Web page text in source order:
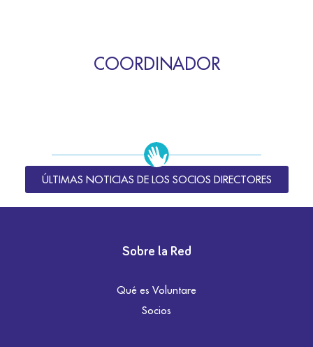
COORDINADOR
ÚLTIMAS NOTICIAS DE LOS SOCIOS DIRECTORES
Sobre la Red
Qué es Voluntare
Socios